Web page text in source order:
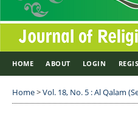
HOME ABOUT LOGIN
Home>Vol. 18, No. 5 : Al Qalam